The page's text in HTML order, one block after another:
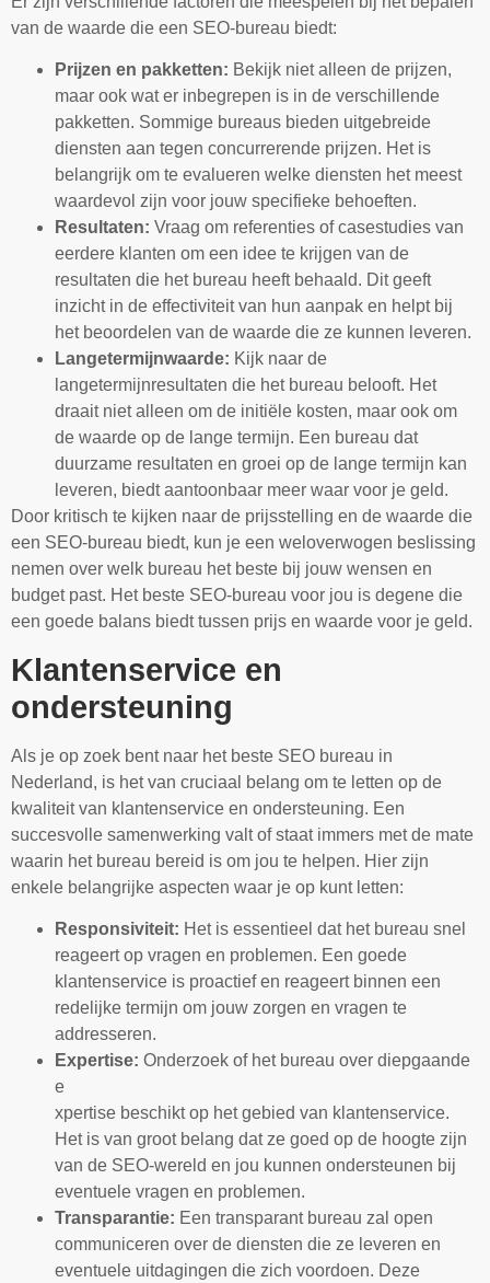
van de waarde die een SEO-bureau biedt:
Prijzen en pakketten: Bekijk niet alleen de prijzen,
maar ook wat er inbegrepen is in de verschillende
pakketten. Sommige bureaus bieden uitgebreide
diensten aan tegen concurrerende prijzen. Het is
belangrijk om te evalueren welke diensten het meest
waardevol zijn voor jouw specifieke behoeften.
Resultaten: Vraag om referenties of casestudies van
eerdere klanten om een idee te krijgen van de
resultaten die het bureau heeft behaald. Dit geeft
inzicht in de effectiviteit van hun aanpak en helpt bij
het beoordelen van de waarde die ze kunnen leveren.
Langetermijnwaarde: Kijk naar de
langetermijnresultaten die het bureau belooft. Het
draait niet alleen om de initiële kosten, maar ook om
de waarde op de lange termijn. Een bureau dat
duurzame resultaten en groei op de lange termijn kan
leveren, biedt aantoonbaar meer waar voor je geld.
Door kritisch te kijken naar de prijsstelling en de waarde die
een SEO-bureau biedt, kun je een weloverwogen beslissing
nemen over welk bureau het beste bij jouw wensen en
budget past. Het beste SEO-bureau voor jou is degene die
een goede balans biedt tussen prijs en waarde voor je geld.
Klantenservice en
ondersteuning
Als je op zoek bent naar het beste SEO bureau in
Nederland, is het van cruciaal belang om te letten op de
kwaliteit van klantenservice en ondersteuning. Een
succesvolle samenwerking valt of staat immers met de mate
waarin het bureau bereid is om jou te helpen. Hier zijn
enkele belangrijke aspecten waar je op kunt letten:
Responsiviteit: Het is essentieel dat het bureau snel
reageert op vragen en problemen. Een goede
klantenservice is proactief en reageert binnen een
redelijke termijn om jouw zorgen en vragen te
addresseren.
Expertise: Onderzoek of het bureau over diepgaande
e
xpertise beschikt op het gebied van klantenservice.
Het is van groot belang dat ze goed op de hoogte zijn
van de SEO-wereld en jou kunnen ondersteunen bij
eventuele vragen en problemen.
Transparantie: Een transparant bureau zal open
communiceren over de diensten die ze leveren en
eventuele uitdagingen die zich voordoen. Deze